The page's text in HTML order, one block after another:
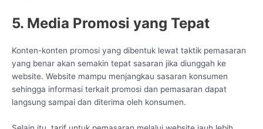
5. Media Promosi yang Tepat
Konten-konten promosi yang dibentuk lewat taktik pemasaran
yang benar akan semakin tepat sasaran jika diunggah ke
website. Website mampu menjangkau sasaran konsumen
sehingga informasi terkait promosi dan pemasaran dapat
langsung sampai dan diterima oleh konsumen.